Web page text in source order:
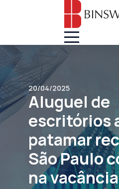
20/04/2025
Aluguel de
escritórios
patamar
São Paulo
na vacância